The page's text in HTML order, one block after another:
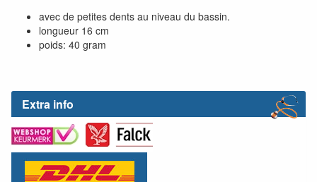
Extra info
avec de petites dents au niveau du bassin.
longueur 16 cm
poids: 40 gram